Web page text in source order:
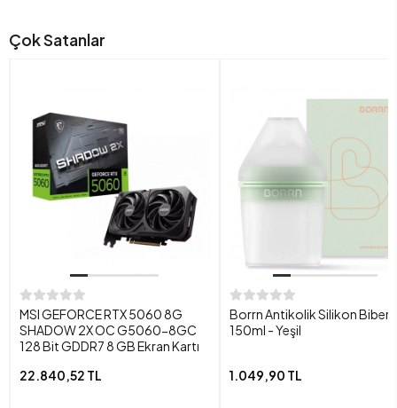
Çok Satanlar
MSI GEFORCE RTX 5060 8G
SHADOW 2X OC G5060-8GC
128 Bit GDDR7 8 GB Ekran Kartı
22.840,52 TL
Borrn Antikolik Silikon
150ml - Yeşil
1.049,90 TL